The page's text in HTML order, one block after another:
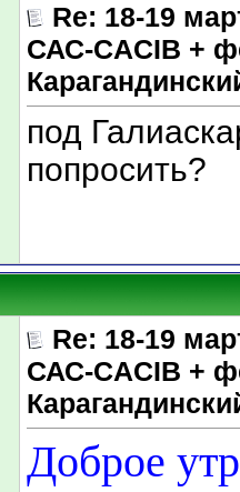
Re: 18-19
САС-CACIB +
под
попросить?
Re: 18-19
САС-CACIB +
Доброе